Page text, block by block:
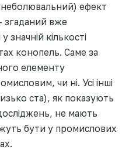
ефект
згаданий вже
значній кількості
конопель. Саме за
елементу
чи ні. Усі інші
ста), як показують
не мають
бути у промислових